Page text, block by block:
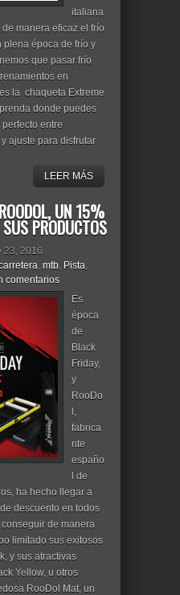
italiana
manera eficaz el frío
plena época de frío y
que pasar frío
en
la chaqueta Extreme
donde puedes
entre
ajuste para disfrutar
LEER MÁS
UN 15%
PRODUCTOS
23, 2016
, mtb, Pista,
comentarios
Es
época
de
Black
Friday,
y
RooDo
l,
fabrica
nte
españo
l de
ha hecho llegar a
descuento en todos
de manera
limitado sus exitosos
y sus atractivas
Yellow, u otros
RooDol Mat, un